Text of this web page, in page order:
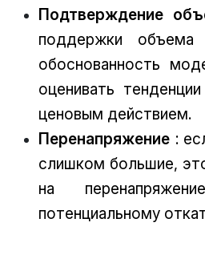
Подтверждение
поддержки
обоснованность
оценивать
ценовым действием.
Перенапряжение:
слишком большие,
на
потенциальному